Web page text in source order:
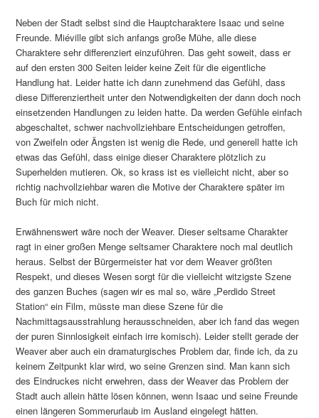
Neben der Stadt selbst sind die Hauptcharaktere Isaac und seine
Freunde. Miéville gibt sich anfangs große Mühe, alle diese
Charaktere sehr differenziert einzuführen. Das geht soweit, dass er
auf den ersten 300 Seiten leider keine Zeit für die eigentliche
Handlung hat. Leider hatte ich dann zunehmend das Gefühl, dass
diese Differenziertheit unter den Notwendigkeiten der dann doch noch
einsetzenden Handlungen zu leiden hatte. Da werden Gefühle einfach
abgeschaltet, schwer nachvollziehbare Entscheidungen getroffen,
von Zweifeln oder Ängsten ist wenig die Rede, und generell hatte ich
etwas das Gefühl, dass einige dieser Charaktere plötzlich zu
Superhelden mutieren. Ok, so krass ist es vielleicht nicht, aber so
richtig nachvollziehbar waren die Motive der Charaktere später im
Buch für mich nicht.
Erwähnenswert wäre noch der Weaver. Dieser seltsame Charakter
ragt in einer großen Menge seltsamer Charaktere noch mal deutlich
heraus. Selbst der Bürgermeister hat vor dem Weaver größten
Respekt, und dieses Wesen sorgt für die vielleicht witzigste Szene
des ganzen Buches (sagen wir es mal so, wäre „Perdido Street
Station“ ein Film, müsste man diese Szene für die
Nachmittagsausstrahlung herausschneiden, aber ich fand das wegen
der puren Sinnlosigkeit einfach irre komisch). Leider stellt gerade der
Weaver aber auch ein dramaturgisches Problem dar, finde ich, da zu
keinem Zeitpunkt klar wird, wo seine Grenzen sind. Man kann sich
des Eindruckes nicht erwehren, dass der Weaver das Problem der
Stadt auch allein hätte lösen können, wenn Isaac und seine Freunde
einen längeren Sommerurlaub im Ausland eingelegt hätten.